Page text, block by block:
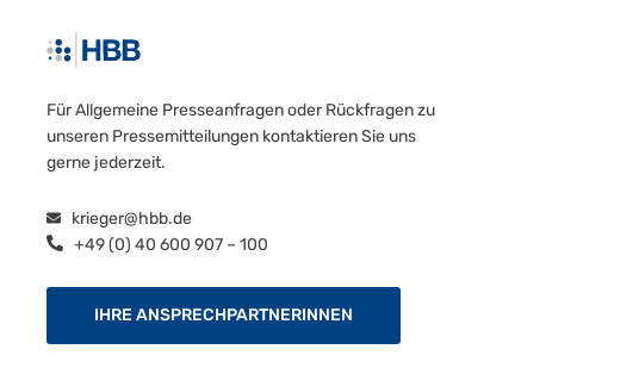
Für Allgemeine Presseanfragen oder Rückfragen zu
unseren Pressemitteilungen kontaktieren Sie uns
gerne jederzeit.
krieger@hbb.de
+49 (0) 40 600 907 – 100
IHRE ANSPRECHPARTNERINNEN